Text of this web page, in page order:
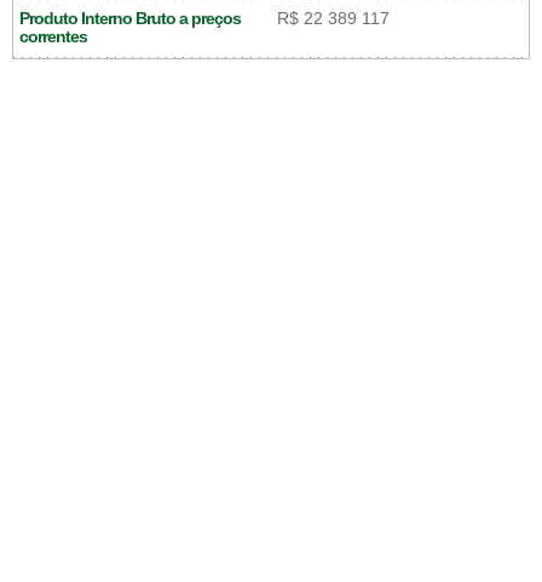
Produto Interno Bruto a preços
correntes
R$ 22 389 117